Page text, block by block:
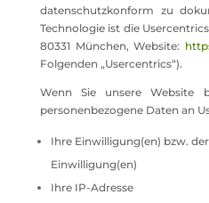
datenschutzkonform zu
Technologie ist die
80331 München, Website:
Folgenden „Usercentrics“).
Wenn Sie unsere Website
personenbezogene Daten an
Ihre Einwilligung(en) bzw.
Einwilligung(en)
Ihre IP-Adresse